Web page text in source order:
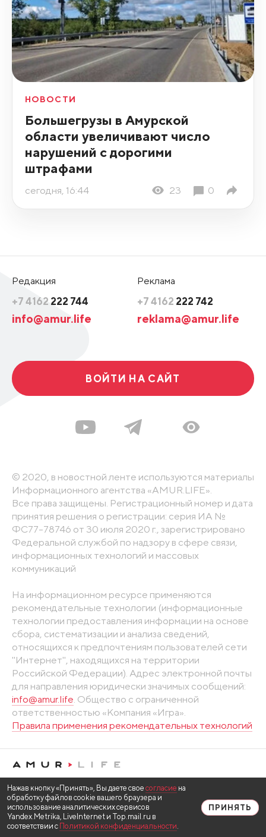
НОВОСТИ
Большегрузы в Амурской
области увеличивают число
нарушений с дорогими
штрафами
сегодня, 16:44 23 0
Редакция
+7 4162 222 744
info@amur.life
Реклама
+7 4162 222 742
reklama@amur.life
ВОЙТИ НА САЙТ
© 2020, в новостной ленте используются материалы
Информационного агентства «AMUR.LIFE».
Все права защищены. Регистрационный номер и дата
принятия решения о регистрации: серия ИА №
ФС77-78746 от 30 июля 2020 г., зарегистрировано
Федеральной службой по надзору в сфере связи,
информационных технологий и массовых
коммуникаций
На информационном ресурсе применяются
рекомендательные технологии (информационные
технологии предоставления информации на основе
сбора, систематизации и анализа сведений,
относящихся к предпочтениям пользователей сети
"Интернет", находящихся на территории
Российской Федерации). Адрес электронной почты
для направления юридически значимых сообщений:
info@amur.life . Общество с ограниченной
ответственностью «Компания «Игра».
Правила применения рекомендательных технологий
Нажав кнопку «Принять», Вы даете свое согласие на
обработку файлов cookie вашего браузера и
использование аналитических сервисов
Yandex.Metrika, LiveInternet и Top.mail.ru в
соответствии с Политикой конфиденциальности.
ПРИНЯТЬ